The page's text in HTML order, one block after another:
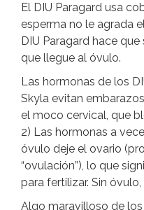
El DIU Paragard usa
esperma no le agrada
DIU Paragard hace
que llegue al óvulo.
Las hormonas de los
Skyla evitan
el moco cervical, que
2) Las hormonas a
óvulo deje el ovario
“ovulación”), lo que
para fertilizar. Sin
Algo maravilloso de los